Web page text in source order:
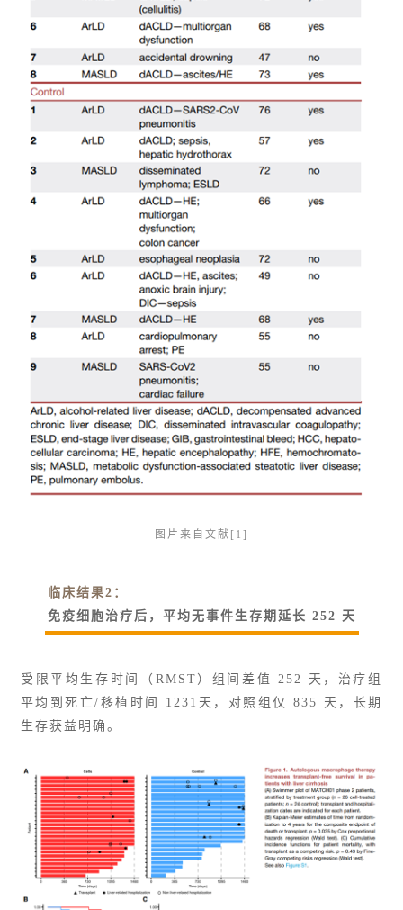
图片来自文献[1]
临床结果2：
免疫细胞治疗后，平均无事件生存期延长 252 天
受限平均生存时间（RMST）组间差值 252 天，治疗组
平均到死亡/移植时间 1231天，对照组仅 835 天，长期
生存获益明确。